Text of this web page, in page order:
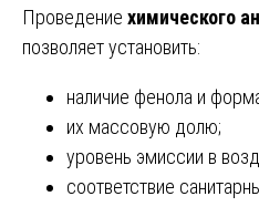
Проведение химического
позволяет установить:
наличие фенола и
их массовую долю;
уровень эмиссии в
соответствие